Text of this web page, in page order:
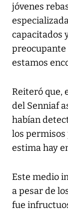
jóvenes
capacitados
preocupante
estamos
Reiteró que,
del Senniaf
habían
los permisos
estima hay
Este medio
a pesar de
fue